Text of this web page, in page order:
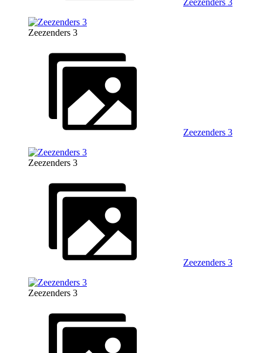
Zeezenders 3
Zeezenders 3
Zeezenders 3
Zeezenders 3
Zeezenders 3
Zeezenders 3